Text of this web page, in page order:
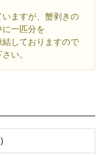
ますが、蟹剥きの
一匹分を
しておりますので
い。